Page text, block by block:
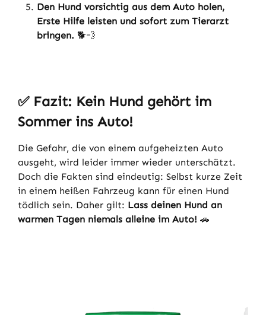
Den Hund vorsichtig aus dem Auto holen,
Erste Hilfe leisten und sofort zum Tierarzt
bringen. 🐕💨
✅ Fazit: Kein Hund gehört im
Sommer ins Auto!
Die Gefahr, die von einem aufgeheizten Auto
ausgeht, wird leider immer wieder unterschätzt.
Doch die Fakten sind eindeutig: Selbst kurze Zeit
in einem heißen Fahrzeug kann für einen Hund
tödlich sein. Daher gilt: Lass deinen Hund an
warmen Tagen niemals alleine im Auto! 🚗